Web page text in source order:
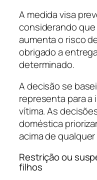
A medida visa
considerando que
aumenta o risco
obrigado a
determinado.
A decisão se
representa para a
vítima. As
doméstica
acima de
Restrição ou
filhos